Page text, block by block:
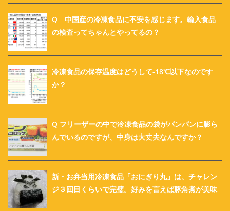
Q 中国産の冷凍食品に不安を感じます。輸入食品
の検査ってちゃんとやってるの？
冷凍食品の保存温度はどうして-18℃以下なのです
か？
Q フリーザーの中で冷凍食品の袋がパンパンに膨ら
んでいるのですが、中身は大丈夫なんですか？
新・お弁当用冷凍食品「おにぎり丸」は、チャレン
ジ３回目くらいで完璧。好みを言えば豚角煮が美味